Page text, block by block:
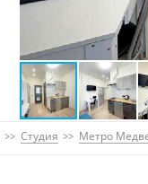
Студия Метро